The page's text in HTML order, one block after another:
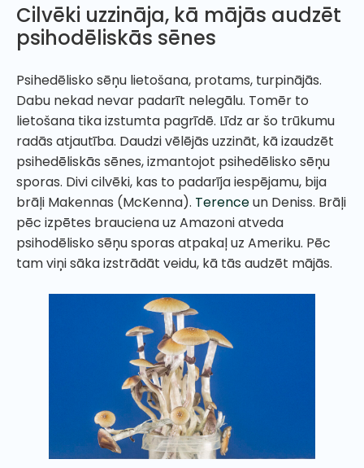
Cilvēki uzzināja, kā mājās audzēt
psihodēliskās sēnes
Psihedēlisko sēņu lietošana, protams, turpinājās.
Dabu nekad nevar padarīt nelegālu. Tomēr to
lietošana tika izstumta pagrīdē. Līdz ar šo trūkumu
radās atjautība. Daudzi vēlējās uzzināt, kā izaudzēt
psihedēliskās sēnes, izmantojot psihedēlisko sēņu
sporas. Divi cilvēki, kas to padarīja iespējamu, bija
brāļi Makennas (McKenna). Terenceun Deniss. Brāļi
pēc izpētes brauciena uz Amazoni atveda
psihodēlisko sēņu sporas atpakaļ uz Ameriku. Pēc
tam viņi sāka izstrādāt veidu, kā tās audzēt mājās.